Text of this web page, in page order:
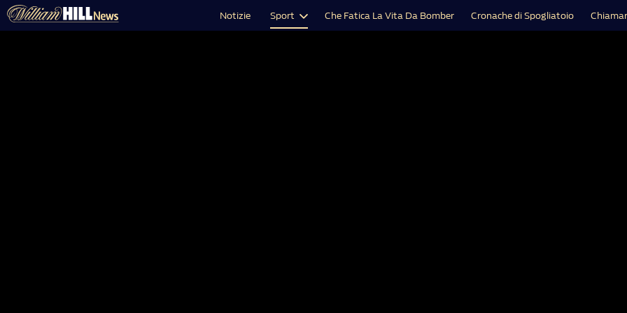
Notizie Sport Che Fatica La Vita Da Bomber Cronache di Spogliatoio